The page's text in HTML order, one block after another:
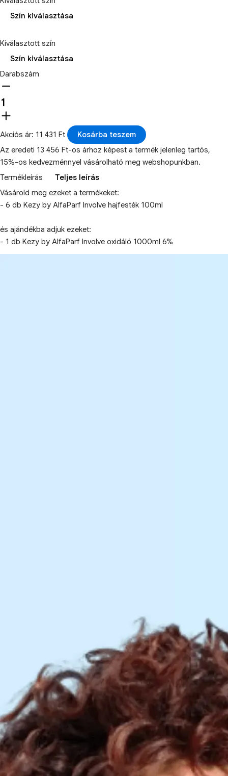
Szín kiválasztása
Kiválasztott szín
Szín kiválasztása
Darabszám
Akciós ár: 11 431 Ft
Kosárba teszem
Az eredeti 13 456 Ft-os árhoz képest a termék jelenleg tartós,
15%-os kedvezménnyel vásárolható meg webshopunkban.
Termékleírás
Teljes leírás
Vásárold meg ezeket a termékeket:
- 6 db Kezy by AlfaParf Involve hajfesték 100ml
és ajándékba adjuk ezeket:
- 1 db Kezy by AlfaParf Involve oxidáló 1000ml 6%